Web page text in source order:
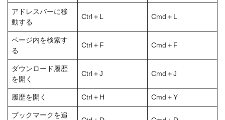
アドレスバーに移
動する
Ctrl＋L Cmd＋L
ページ内を検索す
る
Ctrl＋F Cmd＋F
ダウンロード履歴
を開く
Ctrl＋J Cmd＋J
履歴を開く Ctrl＋H Cmd＋Y
ブックマークを追